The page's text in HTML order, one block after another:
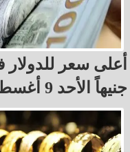
جنيهاً الأحد 9 أغسطس 2026